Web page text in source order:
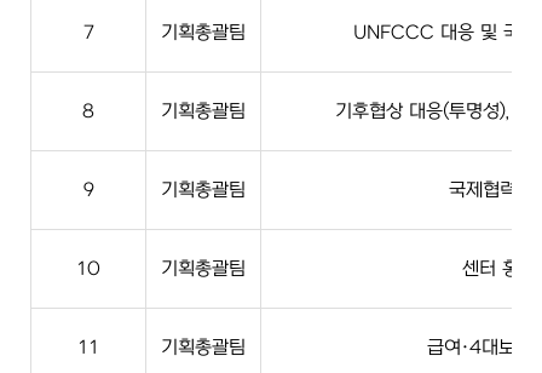
7 기획총괄팀 UNFCCC 대응 및 국제
8 기획총괄팀 기후협상 대응(투명성), 국
9 기획총괄팀 국제협력사
10 기획총괄팀 센터 홍보
11 기획총괄팀 급여·4대보험